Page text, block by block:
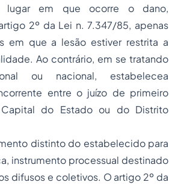
lugar em que ocorre o dano,
2º da Lei n. 7.347/85, apenas
em que a lesão estiver restrita a
Ao contrário, em se tratando
ou nacional, estabelecea
entre o juízo de primeiro
do Estado ou do Distrito
distinto do estabelecido para
instrumento processual destinado
difusos e coletivos. O artigo 2º da